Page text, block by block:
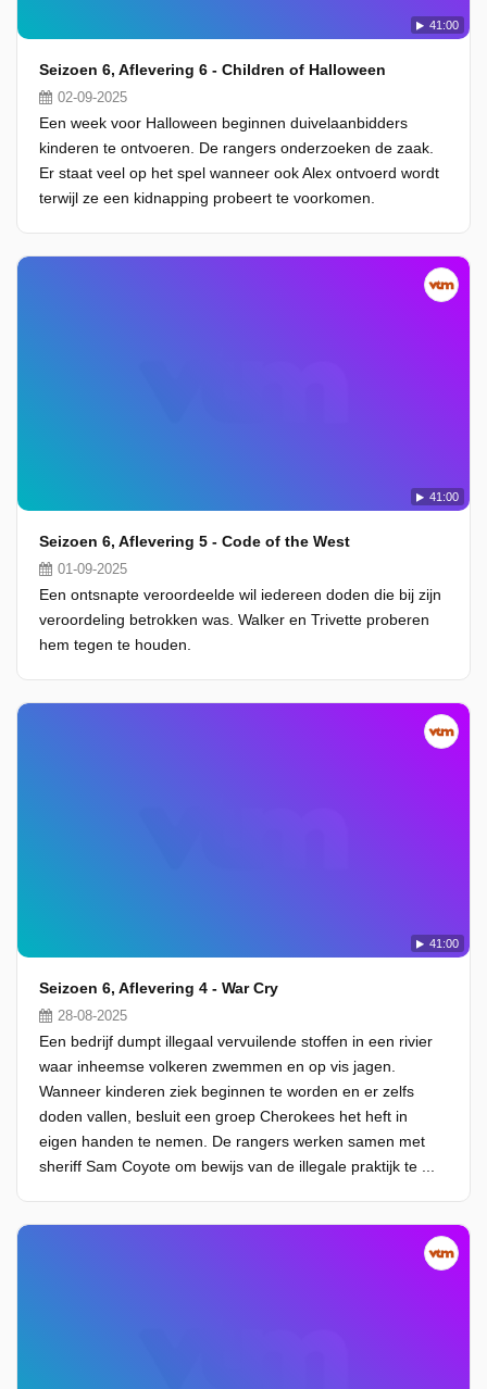
41:00
Seizoen 6, Aflevering 6 - Children of Halloween
02-09-2025
Een week voor Halloween beginnen duivelaanbidders
kinderen te ontvoeren. De rangers onderzoeken de zaak.
Er staat veel op het spel wanneer ook Alex ontvoerd wordt
terwijl ze een kidnapping probeert te voorkomen.
41:00
Seizoen 6, Aflevering 5 - Code of the West
01-09-2025
Een ontsnapte veroordeelde wil iedereen doden die bij zijn
veroordeling betrokken was. Walker en Trivette proberen
hem tegen te houden.
41:00
Seizoen 6, Aflevering 4 - War Cry
28-08-2025
Een bedrijf dumpt illegaal vervuilende stoffen in een rivier
waar inheemse volkeren zwemmen en op vis jagen.
Wanneer kinderen ziek beginnen te worden en er zelfs
doden vallen, besluit een groep Cherokees het heft in
eigen handen te nemen. De rangers werken samen met
sheriff Sam Coyote om bewijs van de illegale praktijk te ...